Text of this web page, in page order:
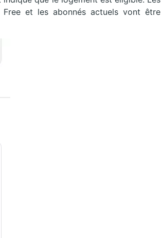
et les abonnés actuels vont être